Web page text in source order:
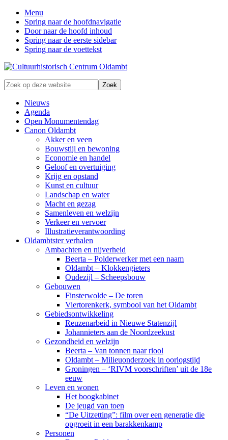
Menu
Spring naar de hoofdnavigatie
Door naar de hoofd inhoud
Spring naar de eerste sidebar
Spring naar de voettekst
Zonder
verleden
geen
toekomst
Zoek
op
deze
website
Nieuws
Agenda
Open Monumentendag
Canon Oldambt
Akker en veen
Bouwstijl en bewoning
Economie en handel
Geloof en overtuiging
Krijg en opstand
Kunst en cultuur
Landschap en water
Macht en gezag
Samenleven en welzijn
Verkeer en vervoer
Illustratieverantwoording
Oldambtster verhalen
Ambachten en nijverheid
Beerta – Polderwerker met een naam
Oldambt – Klokkengieters
Oudezijl – Scheepsbouw
Gebouwen
Finsterwolde – De toren
Viertorenkerk, symbool van het Oldambt
Gebiedsontwikkeling
Reuzenarbeid in Nieuwe Statenzijl
Johannieters aan de Noordzeekust
Gezondheid en welzijn
Beerta – Van tonnen naar riool
Oldambt – Milieuonderzoek in oorlogstijd
Groningen – ‘RIVM voorschriften’ uit de 18e
eeuw
Leven en wonen
Het boogkabinet
De jeugd van toen
“De Uitzetting”: film over een generatie die
opgroeit in een barakkenkamp
Personen